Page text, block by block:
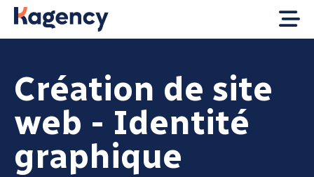
Création de site
web - Identité
graphique